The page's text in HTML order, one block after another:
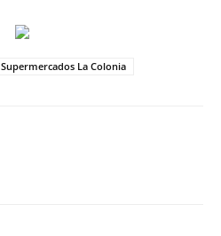
Supermercados La Colonia